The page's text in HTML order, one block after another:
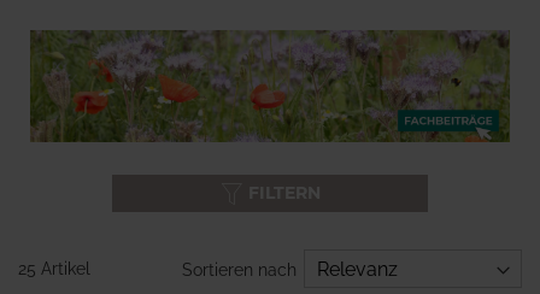
25 Artikel Sortieren nach